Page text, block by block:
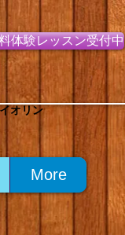
体験レッスン受付中
オリン
More